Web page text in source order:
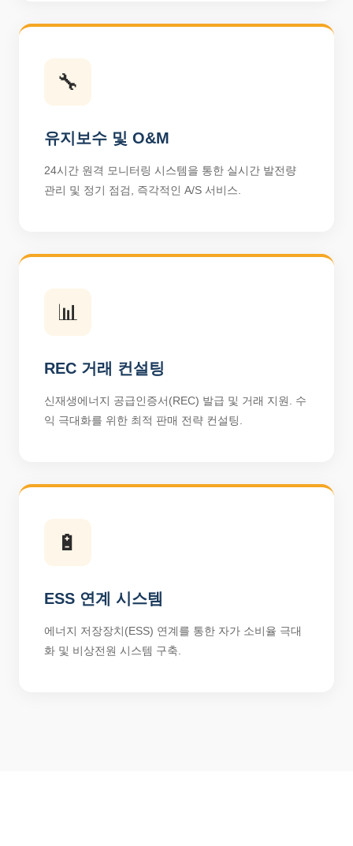
🔧
유지보수 및 O&M
24시간 원격 모니터링 시스템을 통한 실시간 발전량
관리 및 정기 점검, 즉각적인 A/S 서비스.
📊
REC 거래 컨설팅
신재생에너지 공급인증서(REC) 발급 및 거래 지원. 수
익 극대화를 위한 최적 판매 전략 컨설팅.
🔋
ESS 연계 시스템
에너지 저장장치(ESS) 연계를 통한 자가 소비율 극대
화 및 비상전원 시스템 구축.